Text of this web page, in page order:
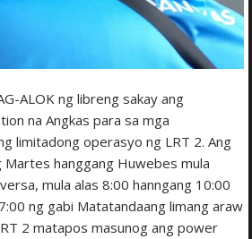
ALOK ng libreng sakay ang
na Angkas para sa mga
limitadong operasyo ng LRT 2. Ang
hanggang Huwebes mula
mula alas 8:00 hanngang 10:00
ng gabi Matatandaang limang araw
2 matapos masunog ang power